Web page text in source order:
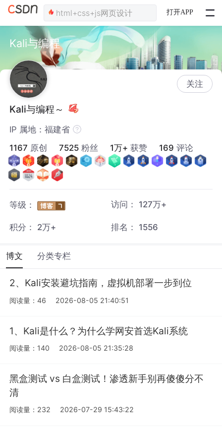
打开APP
Kali与编程
关注
Kali与编程～
IP 属地：福建省
1167 原创 7525 粉丝 1万+ 获赞 169 评论
等级： 访问： 127万+
积分： 2万+ 排名： 1556
博文 分类专栏
2、Kali安装避坑指南，虚拟机部署一步到位
阅读量：46 2026-08-05 21:40:51
1、Kali是什么？为什么学网安首选Kali系统
阅读量：140 2026-08-05 21:35:28
黑盒测试 vs 白盒测试！渗透新手别再傻傻分不
清
阅读量：232 2026-07-29 15:43:22